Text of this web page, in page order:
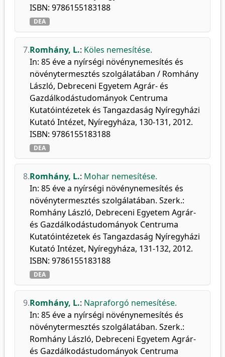
ISBN: 9786155183188
DEA
7.Romhány, L.: Köles nemesítése.
In: 85 éve a nyírségi növénynemesítés és
növénytermesztés szolgálatában / Romhány
László, Debreceni Egyetem Agrár- és
Gazdálkodástudományok Centruma
Kutatóintézetek és Tangazdaság Nyíregyházi
Kutató Intézet, Nyíregyháza, 130-131, 2012.
ISBN: 9786155183188
DEA
8.Romhány, L.: Mohar nemesítése.
In: 85 éve a nyírségi növénynemesítés és
növénytermesztés szolgálatában. Szerk.:
Romhány László, Debreceni Egyetem Agrár-
és Gazdálkodástudományok Centruma
Kutatóintézetek és Tangazdaság Nyíregyházi
Kutató Intézet, Nyíregyháza, 131-132, 2012.
ISBN: 9786155183188
DEA
9.Romhány, L.: Napraforgó nemesítése.
In: 85 éve a nyírségi növénynemesítés és
növénytermesztés szolgálatában. Szerk.:
Romhány László, Debreceni Egyetem Agrár-
és Gazdálkodástudományok Centruma